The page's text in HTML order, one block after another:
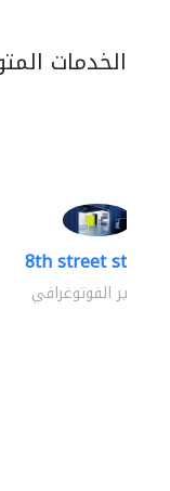
الخدمات
8th street studios
التصوير الفوتوغرافي